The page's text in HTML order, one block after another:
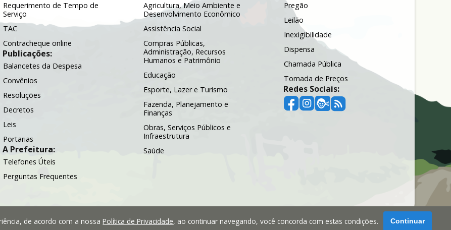
Requerimento de Tempo de
Serviço
TAC
Contracheque online
Publicações:
Balancetes da Despesa
Convênios
Resoluções
Decretos
Leis
Portarias
A Prefeitura:
Telefones Úteis
Perguntas Frequentes
Agricultura, Meio Ambiente e
Desenvolvimento Econômico
Assistência Social
Compras Públicas,
Administração, Recursos
Humanos e Patrimônio
Educação
Esporte, Lazer e Turismo
Fazenda, Planejamento e
Finanças
Obras, Serviços Públicos e
Infraestrutura
Saúde
Pregão
Leilão
Inexigibilidade
Dispensa
Chamada Pública
Tomada de Preços
Redes Sociais:
de acordo com a nossaPolítica de Privacidade, ao continuar navegando, você concorda com estas condições. Continuar